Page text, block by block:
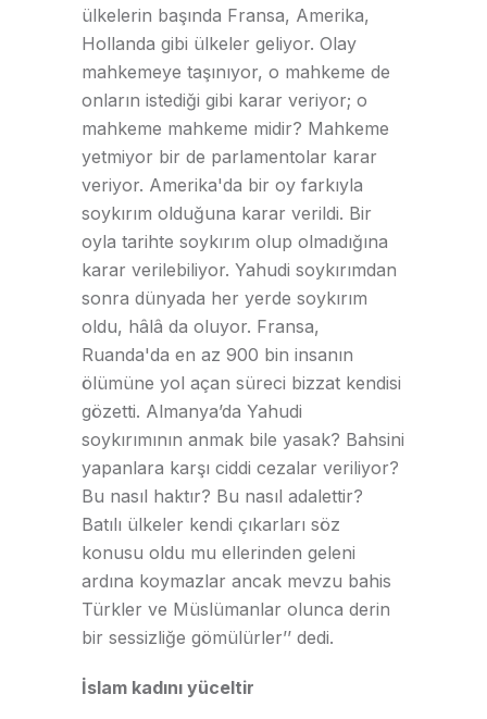
ülkelerin başında Fransa, Amerika,
Hollanda gibi ülkeler geliyor. Olay
mahkemeye taşınıyor, o mahkeme de
onların istediği gibi karar veriyor; o
mahkeme mahkeme midir? Mahkeme
yetmiyor bir de parlamentolar karar
veriyor. Amerika'da bir oy farkıyla
soykırım olduğuna karar verildi. Bir
oyla tarihte soykırım olup olmadığına
karar verilebiliyor. Yahudi soykırımdan
sonra dünyada her yerde soykırım
oldu, hâlâ da oluyor. Fransa,
Ruanda'da en az 900 bin insanın
ölümüne yol açan süreci bizzat kendisi
gözetti. Almanya’da Yahudi
soykırımının anmak bile yasak? Bahsini
yapanlara karşı ciddi cezalar veriliyor?
Bu nasıl haktır? Bu nasıl adalettir?
Batılı ülkeler kendi çıkarları söz
konusu oldu mu ellerinden geleni
ardına koymazlar ancak mevzu bahis
Türkler ve Müslümanlar olunca derin
bir sessizliğe gömülürler’’ dedi.
İslam kadını yüceltir